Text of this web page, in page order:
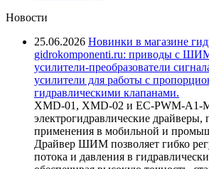
Новости
25.06.2026 Новинки в магазине
gidrokomponenti.ru: приводы с
усилители-преобразователи
усилители для работы с
гидравлическими клапанами.
XMD-01, XMD-02 и EC-PWM-A1-
электрогидравлические драйверы,
применения в мобильной и
Драйвер ШИМ позволяет гибко
потока и давления в